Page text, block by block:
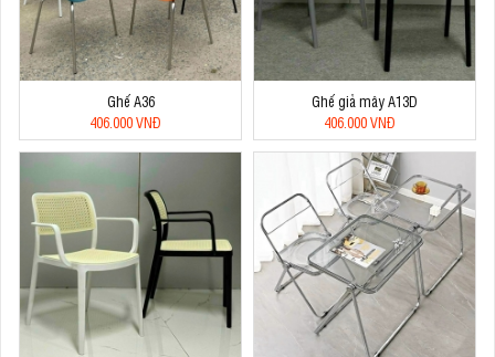
Ghế A36
406.000 VNĐ
Ghế giả mây A13D
406.000 VNĐ